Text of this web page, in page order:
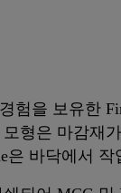
험을 보유한
형은 마감재
은 바닥에서